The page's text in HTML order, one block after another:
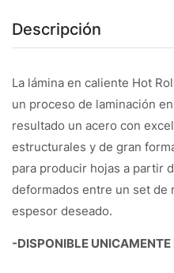
Descripción
La lámina en caliente Hot
un proceso de laminación
resultado un acero con
estructurales y de gran
para producir hojas a partir
deformados entre un set de
espesor deseado.
-DISPONIBLE